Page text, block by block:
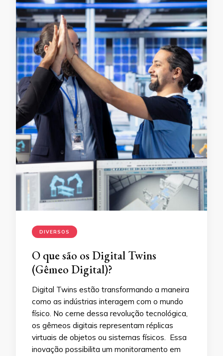
DIVERSOS
O que são os Digital Twins
(Gêmeo Digital)?
Digital Twins estão transformando a maneira
como as indústrias interagem com o mundo
físico. No cerne dessa revolução tecnológica,
os gêmeos digitais representam réplicas
virtuais de objetos ou sistemas físicos. Essa
inovação possibilita um monitoramento em